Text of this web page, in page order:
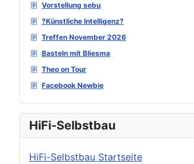
Vorstellung sebu
?Künstliche Intelligenz?
Treffen November 2026
Basteln mit Bliesma
Theo on Tour
Facebook Newbie
HiFi-Selbstbau
HiFi-Selbstbau Startseite